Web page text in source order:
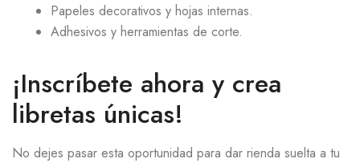
Papeles decorativos y hojas internas.
Adhesivos y herramientas de corte.
¡Inscríbete ahora y crea
libretas únicas!
No dejes pasar esta oportunidad para dar rienda suelta a tu